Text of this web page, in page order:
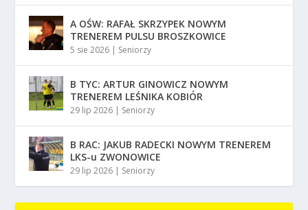
A OŚW: RAFAŁ SKRZYPEK NOWYM
TRENEREM PULSU BROSZKOWICE
5 sie 2026 | Seniorzy
B TYC: ARTUR GINOWICZ NOWYM
TRENEREM LEŚNIKA KOBIÓR
29 lip 2026 | Seniorzy
B RAC: JAKUB RADECKI NOWYM TRENEREM
LKS-u ZWONOWICE
29 lip 2026 | Seniorzy